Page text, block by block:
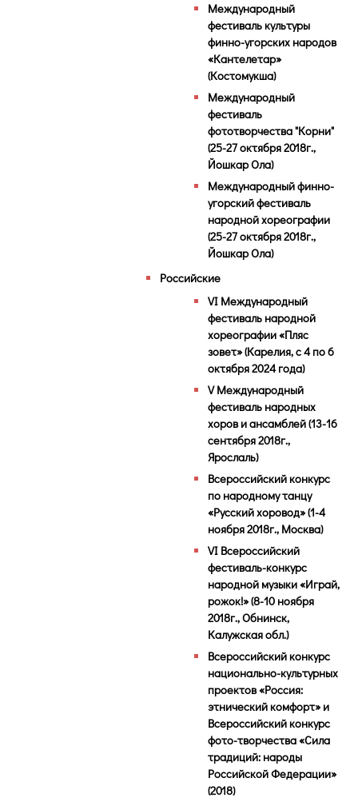
Международный
фестиваль культуры
финно-угорских народов
«Кантелетар»
(Костомукша)
Международный
фестиваль
фототворчества "Корни"
(25-27 октября 2018г.,
Йошкар Ола)
Международный финно-
угорский фестиваль
народной хореографии
(25-27 октября 2018г.,
Йошкар Ола)
Российские
VI Международный
фестиваль народной
хореографии «Пляс
зовет» (Карелия, с 4 по 6
октября 2024 года)
V Международный
фестиваль народных
хоров и ансамблей (13-16
сентября 2018г.,
Ярослаль)
Всероссийский конкурс
по народному танцу
«Русский хоровод» (1-4
ноября 2018г., Москва)
VI Всероссийский
фестиваль-конкурс
народной музыки «Играй,
рожок!» (8-10 ноября
2018г., Обнинск,
Калужская обл.)
Всероссийский конкурс
национально-культурных
проектов «Россия:
этнический комфорт» и
Всероссийский конкурс
фото-творчества «Сила
традиций: народы
Российской Федерации»
(2018)